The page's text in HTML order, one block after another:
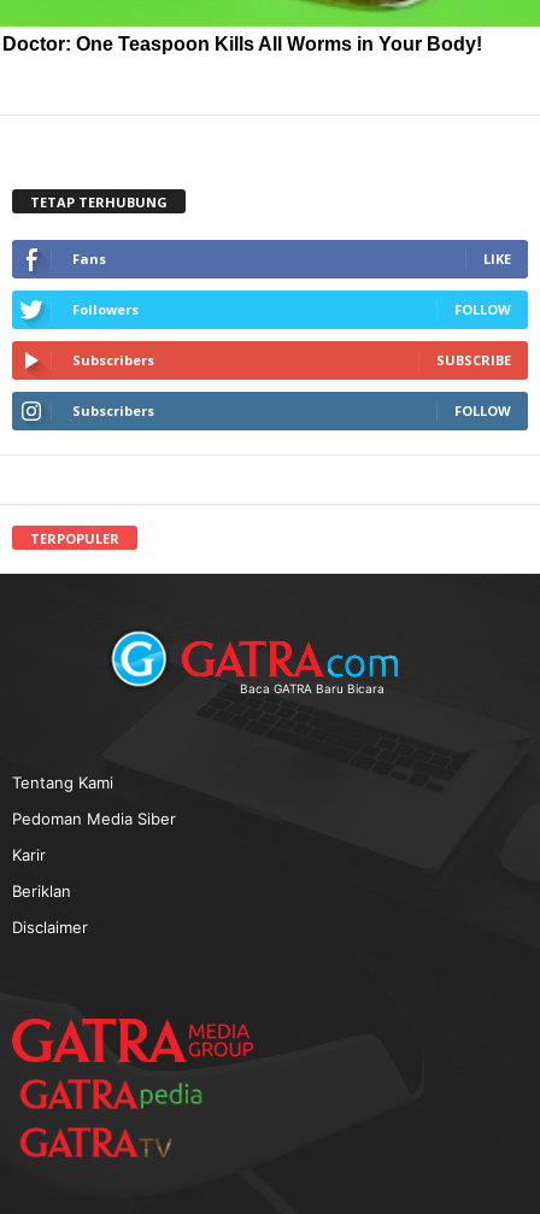
Doctor: One Teaspoon Kills All Worms in Your Body!
TETAP TERHUBUNG
Fans LIKE
Followers FOLLOW
Subscribers SUBSCRIBE
Subscribers FOLLOW
TERPOPULER